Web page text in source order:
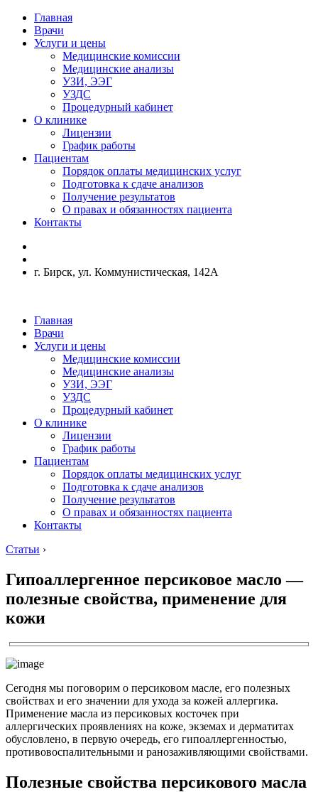
Главная
Врачи
Услуги и цены
Медицинские комиссии
Медицинские анализы
УЗИ, ЭЭГ
УЗДС
Процедурный кабинет
О клинике
Лицензии
График работы
Пациентам
Порядок оплаты медицинских услуг
Подготовка к сдаче анализов
Получение результатов
О правах и обязанностях пациента
Контакты
г. Бирск, ул. Коммунистическая, 142А
Главная
Врачи
Услуги и цены
Медицинские комиссии
Медицинские анализы
УЗИ, ЭЭГ
УЗДС
Процедурный кабинет
О клинике
Лицензии
График работы
Пациентам
Порядок оплаты медицинских услуг
Подготовка к сдаче анализов
Получение результатов
О правах и обязанностях пациента
Контакты
Статьи ›
Гипоаллергенное персиковое масло —
полезные свойства, применение для
кожи
Сегодня мы поговорим о персиковом масле, его полезных
свойствах и его значении для ухода за кожей аллергика.
Применение масла из персиковых косточек при
аллергических проявлениях на коже, экземах и дерматитах
обусловлено, в первую очередь, его гипоаллергенностью,
противовоспалительными и ранозаживляющими свойствами.
Полезные свойства персикового масла